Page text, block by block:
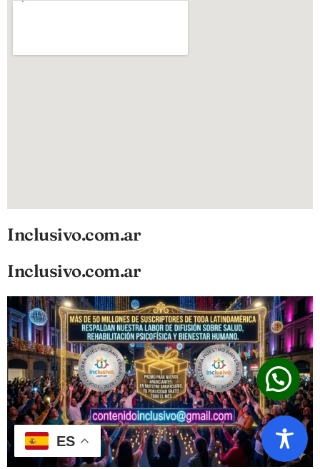
Inclusivo.com.ar
Inclusivo.com.ar
ES